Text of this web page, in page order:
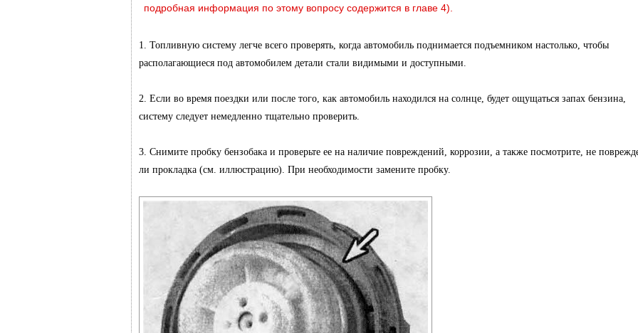
подробная информация по этому вопросу содержится в главе 4).
1. Топливную систему легче всего проверять, когда автомобиль поднимается подъемником настолько, чтобы
располагающиеся под автомобилем детали стали видимыми и доступными.
2. Если во время поездки или после того, как автомобиль находился на солнце, будет ощущаться запах бензина,
систему следует немедленно тщательно проверить.
3. Снимите пробку бензобака и проверьте ее на наличие повреждений, коррозии, а также посмотрите, не
ли прокладка (см. иллюстрацию). При необходимости замените пробку.